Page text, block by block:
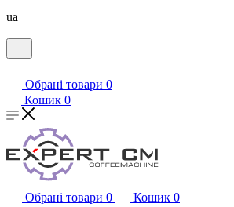
ua
Обрані товари 0
Кошик 0
Обрані товари 0 Кошик 0